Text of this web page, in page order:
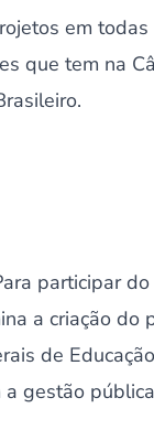
em
que tem na
participar
a criação do
de
a gestão